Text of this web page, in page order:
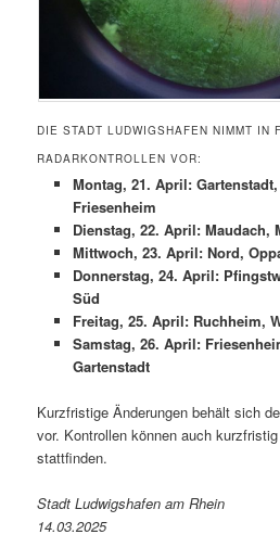
DIE STADT LUDWIGSHAFEN NIMMT IN
RADARKONTROLLEN VOR:
Montag, 21. April:
Friesenheim
Dienstag, 22. April: Maudach,
Mittwoch, 23. April: Nord,
Donnerstag, 24. April:
Süd
Freitag, 25. April: Ruchheim,
Samstag, 26. April:
Gartenstadt
Kurzfristige Änderungen behält sich
vor. Kontrollen können auch
stattfinden.
Stadt Ludwigshafen am Rhein
14.03.2025